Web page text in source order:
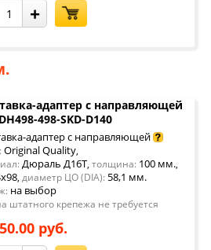
+
адаптер с направляющей
498-SKD-D140
адаптер с направляющей
Original Quality,
Дюраль Д16Т, толщина: 100 мм.,
, диаметр ЦО (DIA): 58,1 мм.
на выбор
штатного крепежа не требуется
руб.